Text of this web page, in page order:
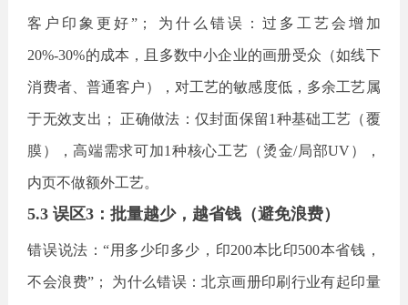
客户印象更好”； 为什么错误：过多工艺会增加
20%-30%的成本，且多数中小企业的画册受众（如线下
消费者、普通客户），对工艺的敏感度低，多余工艺属
于无效支出； 正确做法：仅封面保留1种基础工艺（覆
膜），高端需求可加1种核心工艺（烫金/局部UV），
内页不做额外工艺。
5.3 误区3：批量越少，越省钱（避免浪费）
错误说法：“用多少印多少，印200本比印500本省钱，
不会浪费”； 为什么错误：北京画册印刷行业有起印量